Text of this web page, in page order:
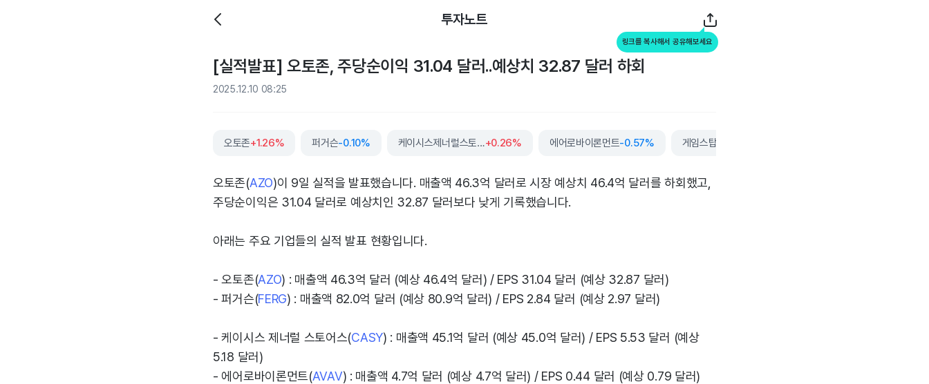
투자노트
링크를 복사해서 공유해보세요
[실적발표] 오토존, 주당순이익 31.04 달러..예상치 32.87 달러 하회
2025.12.10 08:25
오토존+1.26% 퍼거슨-0.10% 케이시스제너럴스토어스+0.26% 에어로바이론먼트-0.57% 게임스탑
오토존(AZO)이 9일 실적을 발표했습니다. 매출액 46.3억 달러로 시장 예상치 46.4억 달러를 하회했고,
주당순이익은 31.04 달러로 예상치인 32.87 달러보다 낮게 기록했습니다.
아래는 주요 기업들의 실적 발표 현황입니다.
- 오토존(AZO) : 매출액 46.3억 달러 (예상 46.4억 달러) / EPS 31.04 달러 (예상 32.87 달러)
- 퍼거슨(FERG) : 매출액 82.0억 달러 (예상 80.9억 달러) / EPS 2.84 달러 (예상 2.97 달러)
- 케이시스 제너럴 스토어스(CASY) : 매출액 45.1억 달러 (예상 45.0억 달러) / EPS 5.53 달러 (예상
5.18 달러)
- 에어로바이론먼트(AVAV) : 매출액 4.7억 달러 (예상 4.7억 달러) / EPS 0.44 달러 (예상 0.79 달러)